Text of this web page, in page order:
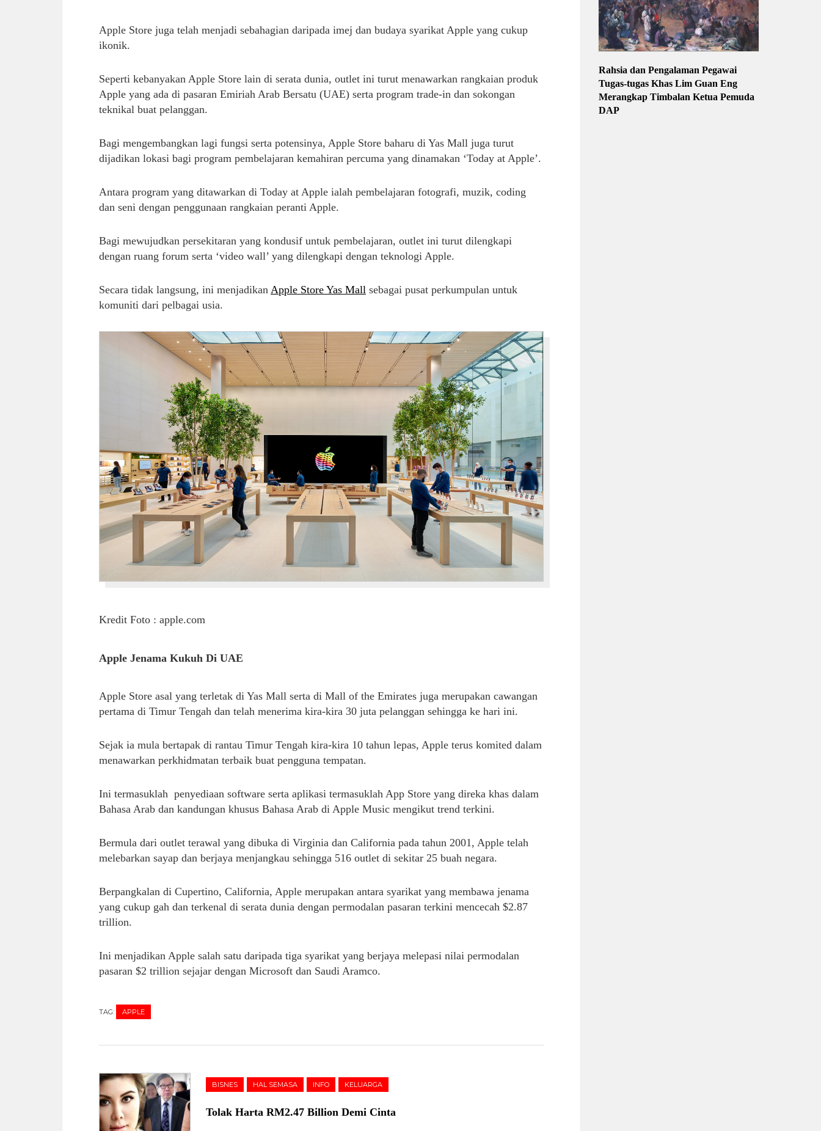
Apple Store juga telah menjadi sebahagian daripada imej dan budaya syarikat Apple yang cukup
ikonik.
Seperti kebanyakan Apple Store lain di serata dunia, outlet ini turut menawarkan rangkaian produk
Apple yang ada di pasaran Emiriah Arab Bersatu (UAE) serta program trade-in dan sokongan
teknikal buat pelanggan.
Bagi mengembangkan lagi fungsi serta potensinya, Apple Store baharu di Yas Mall juga turut
dijadikan lokasi bagi program pembelajaran kemahiran percuma yang dinamakan ‘Today at Apple’.
Antara program yang ditawarkan di Today at Apple ialah pembelajaran fotografi, muzik, coding
dan seni dengan penggunaan rangkaian peranti Apple.
Bagi mewujudkan persekitaran yang kondusif untuk pembelajaran, outlet ini turut dilengkapi
dengan ruang forum serta ‘video wall’ yang dilengkapi dengan teknologi Apple.
Secara tidak langsung, ini menjadikan Apple Store Yas Mall sebagai pusat perkumpulan untuk
komuniti dari pelbagai usia.
Kredit Foto : apple.com
Apple Jenama Kukuh Di UAE
Apple Store asal yang terletak di Yas Mall serta di Mall of the Emirates juga merupakan cawangan
pertama di Timur Tengah dan telah menerima kira-kira 30 juta pelanggan sehingga ke hari ini.
Sejak ia mula bertapak di rantau Timur Tengah kira-kira 10 tahun lepas, Apple terus komited dalam
menawarkan perkhidmatan terbaik buat pengguna tempatan.
Ini termasuklah penyediaan software serta aplikasi termasuklah App Store yang direka khas dalam
Bahasa Arab dan kandungan khusus Bahasa Arab di Apple Music mengikut trend terkini.
Bermula dari outlet terawal yang dibuka di Virginia dan California pada tahun 2001, Apple telah
melebarkan sayap dan berjaya menjangkau sehingga 516 outlet di sekitar 25 buah negara.
Berpangkalan di Cupertino, California, Apple merupakan antara syarikat yang membawa jenama
yang cukup gah dan terkenal di serata dunia dengan permodalan pasaran terkini mencecah $2.87
trillion.
Ini menjadikan Apple salah satu daripada tiga syarikat yang berjaya melepasi nilai permodalan
pasaran $2 trillion sejajar dengan Microsoft dan Saudi Aramco.
TAG: APPLE
BISNES HAL SEMASA INFO KELUARGA
Tolak Harta RM2.47 Billion Demi Cinta
Rahsia dan Pengalaman Pegawai
Tugas-tugas Khas Lim Guan Eng
Merangkap Timbalan Ketua Pemuda
DAP